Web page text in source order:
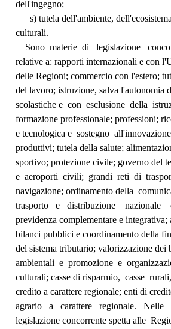
          dell'ingegno;
s) tutela dell'ambiente,
          culturali.
Sono  materie  di   legislazione
relative a: rapporti internazionali e
delle Regioni; commercio con l'estero;
del lavoro; istruzione, salva
scolastiche e  con  esclusione  della
formazione professionale; professioni;
e tecnologica e  sostegno
produttivi; tutela della salute;
sportivo; protezione civile; governo del
e  aeroporti  civili;  grandi  reti  di
navigazione; ordinamento della
trasporto   e   distribuzione    nazionale
previdenza complementare e
bilanci pubblici e coordinamento
del sistema tributario; valorizzazione
ambientali  e  promozione  e
culturali; casse di risparmio,  casse
credito a carattere regionale; enti di
agrario   a   carattere   regionale.
legislazione concorrente spetta alle